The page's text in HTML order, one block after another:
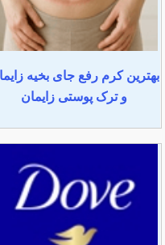
بهترین کرم رفع جای بخیه
و ترک پوستی زایمان